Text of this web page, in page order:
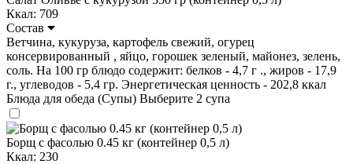
Ккал: 709
Состав
Ветчина, кукуруза, картофель свежий, огурец
консервированный , яйцо, горошек зеленый, майонез, зелень,
соль. На 100 гр блюдо содержит: белков - 4,7 г ., жиров - 17,9
г., углеводов - 5,4 гр. Энергетическая ценность - 202,8 ккал
Блюда для обеда (Супы) Выберите 2 супа
Борщ с фасолью 0.45 кг (контейнер 0,5 л)
Ккал: 230